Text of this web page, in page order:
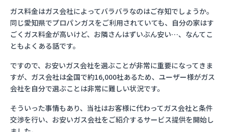
ガス料金はガス会社によってバラバラなのはご存知でしょうか。
同じ愛知県でプロパンガスをご利用されていても、自分の家はす
ごくガス料金が高いけど、お隣さんはずいぶん安い…、なんてこ
ともよくある話です。
ですので、お安いガス会社を選ぶことが非常に重要になってきま
すが、ガス会社は全国で約16,000社あるため、ユーザー様がガス
会社を自分で選ぶことは非常に難しい状況です。
そういった事情もあり、当社はお客様に代わってガス会社と条件
交渉を行い、お安いガス会社をご紹介するサービス提供を開始し